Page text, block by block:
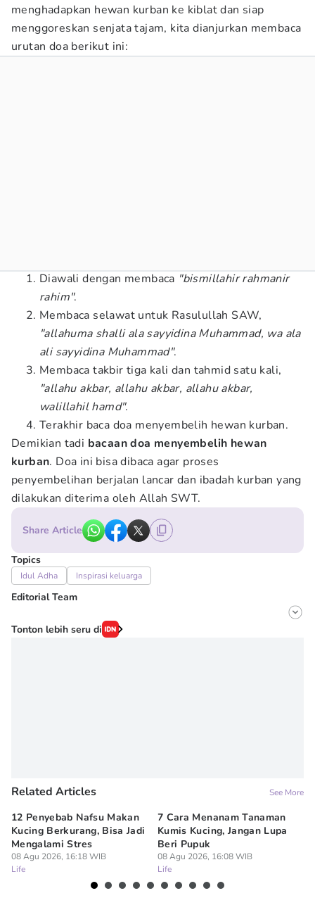
menghadapkan hewan kurban ke kiblat dan siap
menggoreskan senjata tajam, kita dianjurkan membaca
urutan doa berikut ini:
Diawali dengan membaca "bismillahir rahmanir
rahim".
Membaca selawat untuk Rasulullah SAW,
"allahuma shalli ala sayyidina Muhammad, wa ala
ali sayyidina Muhammad".
Membaca takbir tiga kali dan tahmid satu kali,
"allahu akbar, allahu akbar, allahu akbar,
walillahil hamd".
Terakhir baca doa menyembelih hewan kurban.
Demikian tadi bacaan doa menyembelih hewan
kurban. Doa ini bisa dibaca agar proses
penyembelihan berjalan lancar dan ibadah kurban yang
dilakukan diterima oleh Allah SWT.
Share Article
Topics
Idul Adha Inspirasi keluarga
Editorial Team
Editor
Onic Metheany
Tonton lebih seru di
Related Articles See More
12 Penyebab Nafsu Makan
Kucing Berkurang, Bisa Jadi
Mengalami Stres
08 Agu 2026, 16:18 WIB
Life
7 Cara Menanam Tanaman
Kumis Kucing, Jangan Lupa
Beri Pupuk
08 Agu 2026, 16:08 WIB
Life